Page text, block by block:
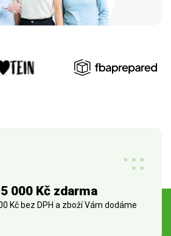
000 Kč zdarma
Kč bez DPH a zboží Vám dodáme